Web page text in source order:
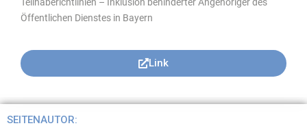
Öffentlichen Dienstes in Bayern
Link
SEITENAUTOR: